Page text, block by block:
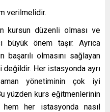
verilmelidir.
kursun düzenli olması ve
büyük önem taşır. Ayrıca
başarılı olmasını sağlayan
Her istasyonda ayrı
yönetiminin çok iyi
yüzden kurs eğitmenlerinin
hem her istasyonda nasıl